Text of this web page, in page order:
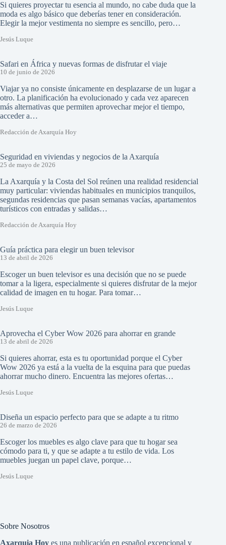
Si quieres proyectar tu esencia al mundo, no cabe duda que la
moda es algo básico que deberías tener en consideración.
Elegir la mejor vestimenta no siempre es sencillo, pero…
Jesús Luque
Safari en África y nuevas formas de disfrutar el viaje
10 de junio de 2026
Viajar ya no consiste únicamente en desplazarse de un lugar a
otro. La planificación ha evolucionado y cada vez aparecen
más alternativas que permiten aprovechar mejor el tiempo,
acceder a…
Redacción de Axarquía Hoy
Seguridad en viviendas y negocios de la Axarquía
25 de mayo de 2026
La Axarquía y la Costa del Sol reúnen una realidad residencial
muy particular: viviendas habituales en municipios tranquilos,
segundas residencias que pasan semanas vacías, apartamentos
turísticos con entradas y salidas…
Redacción de Axarquía Hoy
Guía práctica para elegir un buen televisor
13 de abril de 2026
Escoger un buen televisor es una decisión que no se puede
tomar a la ligera, especialmente si quieres disfrutar de la mejor
calidad de imagen en tu hogar. Para tomar…
Jesús Luque
Aprovecha el Cyber Wow 2026 para ahorrar en grande
13 de abril de 2026
Si quieres ahorrar, esta es tu oportunidad porque el Cyber
Wow 2026 ya está a la vuelta de la esquina para que puedas
ahorrar mucho dinero. Encuentra las mejores ofertas…
Jesús Luque
Diseña un espacio perfecto para que se adapte a tu ritmo
26 de marzo de 2026
Escoger los muebles es algo clave para que tu hogar sea
cómodo para ti, y que se adapte a tu estilo de vida. Los
muebles juegan un papel clave, porque…
Jesús Luque
Sobre Nosotros
Axarquia Hoy es una publicación en español excepcional y